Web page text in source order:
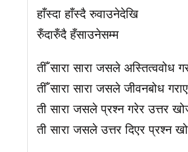
हाँस्दा हाँस्दै रुवाउनेदेखि
रुँदारुँदै हँसाउनेसम्म
तीँ सारा सारा जसले अस्तित्ववोध
तीँ सारा सारा जसले जीवनबोध गराए
ती सारा जसले प्रश्न गरेर उत्तर
ती सारा जसले उत्तर दिएर प्रश्न